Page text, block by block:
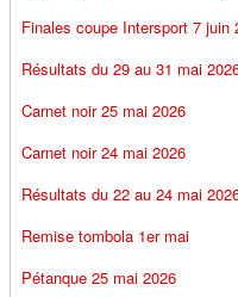
Finales coupe Intersport 7 juin
Résultats du 29 au 31 mai
Carnet noir 25 mai 2026
Carnet noir 24 mai 2026
Résultats du 22 au 24 mai
Remise tombola 1er mai
Pétanque 25 mai 2026